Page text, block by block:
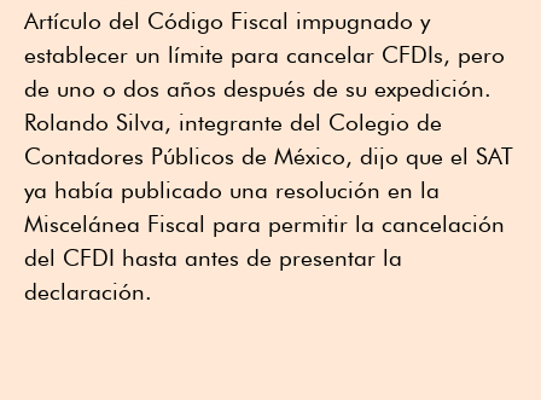
Artículo del Código Fiscal impugnado y
establecer un límite para cancelar CFDIs, pero
de uno o dos años después de su expedición.
Rolando Silva, integrante del Colegio de
Contadores Públicos de México, dijo que el SAT
ya había publicado una resolución en la
Miscelánea Fiscal para permitir la cancelación
del CFDI hasta antes de presentar la
declaración.